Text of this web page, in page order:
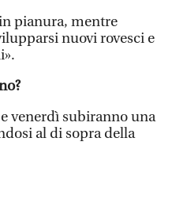
pianura, mentre
nuovi rovesci e
venerdì subiranno una
al di sopra della